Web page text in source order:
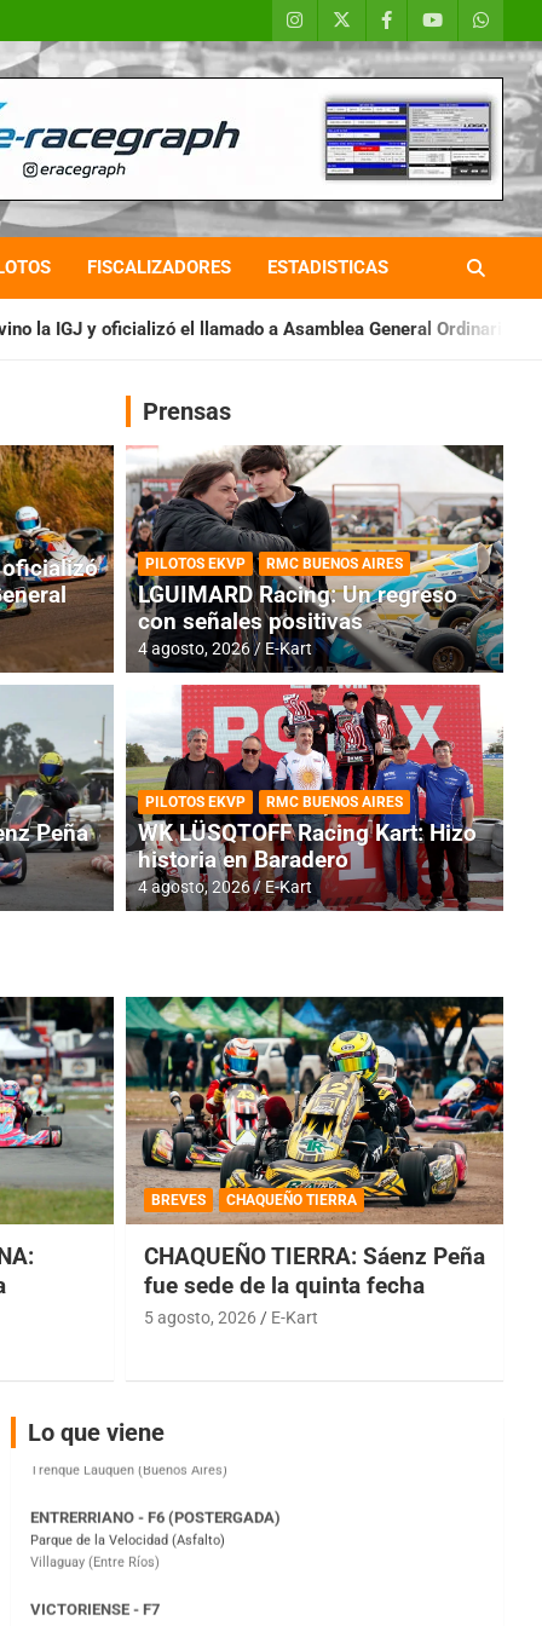
FISCALIZADORES ESTADISTICAS
a Asamblea General Ordinaria IAME SERIES
RMC BUENOS AIRES
Cerró una jornada
oficializó
Peña
Prensas
PILOTOS EKVP RMC BUENOS AIRES
LGUIMARD Racing: Un regreso
con señales positivas
4 agosto, 2026 E-Kart
PILOTOS EKVP RMC BUENOS AIRES
WK LÜSQTOFF Racing Kart: Hizo
historia en Baradero
4 agosto, 2026 E-Kart
BREVES CHAQUEÑO TIERRA
CHAQUEÑO TIERRA: Sáenz Peña
fue sede de la quinta fecha
5 agosto, 2026 E-Kart
Lo que viene
COBERTURA ESPECIAL DE E-KART.COM.AR
08/09-AGO
IAME SERIES ARGENTINA 6
Ramiro Tot (Asfalto)
Baradero (Buenos Aires)
Parque de la Velocidad (Asfalto)
El Cerro (Tierra)
Victoria (Entre Ríos)
Moto Club Reginense (Tierra)